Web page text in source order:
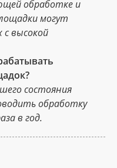
обработке и
могут
с высокой
состояния
обработку
в год.